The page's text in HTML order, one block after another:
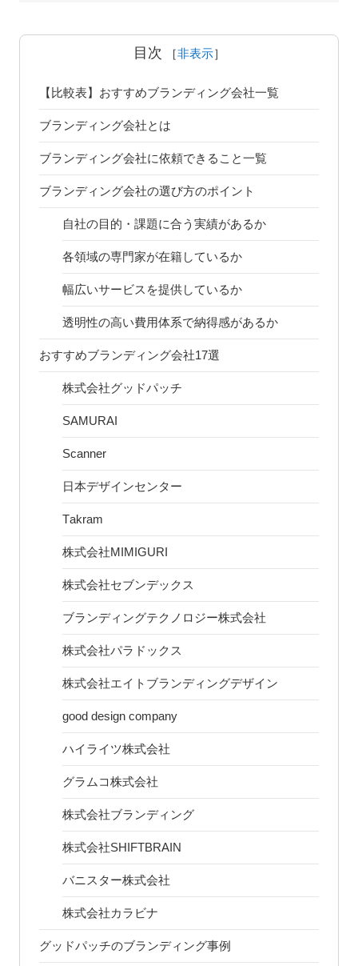
目次 ［非表示］
【比較表】おすすめブランディング会社一覧
ブランディング会社とは
ブランディング会社に依頼できること一覧
ブランディング会社の選び方のポイント
自社の目的・課題に合う実績があるか
各領域の専門家が在籍しているか
幅広いサービスを提供しているか
透明性の高い費用体系で納得感があるか
おすすめブランディング会社17選
株式会社グッドパッチ
SAMURAI
Scanner
日本デザインセンター
Takram
株式会社MIMIGURI
株式会社セブンデックス
ブランディングテクノロジー株式会社
株式会社パラドックス
株式会社エイトブランディングデザイン
good design company
ハイライツ株式会社
グラムコ株式会社
株式会社ブランディング
株式会社SHIFTBRAIN
バニスター株式会社
株式会社カラビナ
グッドパッチのブランディング事例